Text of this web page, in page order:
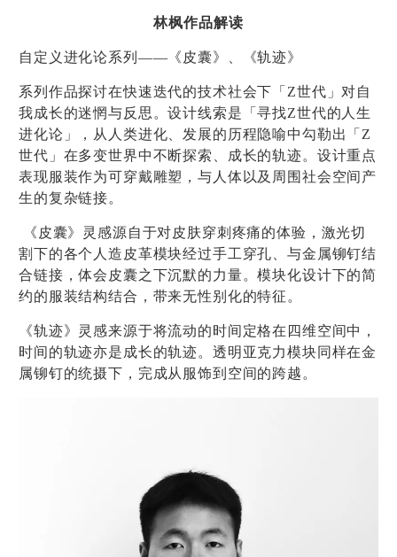
林枫作品解读
自定义进化论系列——《皮囊》、《轨迹》
系列作品探讨在快速迭代的技术社会下「Z世代」对自
我成长的迷惘与反思。设计线索是「寻找Z世代的人生
进化论」，从人类进化、发展的历程隐喻中勾勒出「Z
世代」在多变世界中不断探索、成长的轨迹。设计重点
表现服装作为可穿戴雕塑，与人体以及周围社会空间产
生的复杂链接。
《皮囊》灵感源自于对皮肤穿刺疼痛的体验，激光切
割下的各个人造皮革模块经过手工穿孔、与金属铆钉结
合链接，体会皮囊之下沉默的力量。模块化设计下的简
约的服装结构结合，带来无性别化的特征。
《轨迹》灵感来源于将流动的时间定格在四维空间中，
时间的轨迹亦是成长的轨迹。透明亚克力模块同样在金
属铆钉的统摄下，完成从服饰到空间的跨越。